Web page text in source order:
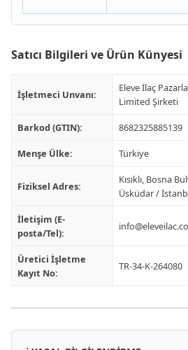
Satıcı Bilgileri ve Ürün Künyesi
İşletmeci Unvanı:
Eleve İlaç
Limited Şirketi
Barkod (GTIN): 8682325885139
Menşe Ülke: Türkiye
Fiziksel Adres:
Kısıklı, Bosna
Üsküdar /
İletişim (E-
posta/Tel):
Üretici İşletme
Kayıt No:
TR-34-K-264080